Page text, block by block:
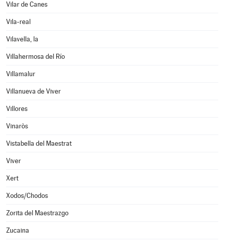
Vilar de Canes
Vila-real
Vilavella, la
Villahermosa del Río
Villamalur
Villanueva de Viver
Villores
Vinaròs
Vistabella del Maestrat
Viver
Xert
Xodos/Chodos
Zorita del Maestrazgo
Zucaina